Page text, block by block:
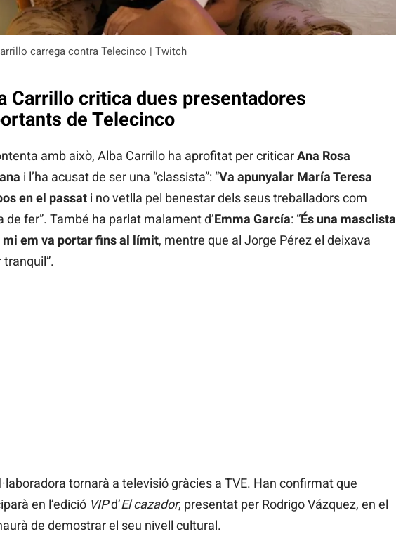
carrega contra Telecinco | Twitch
Carrillo critica dues presentadores
de Telecinco
amb això, Alba Carrillo ha aprofitat per criticarAna Rosa
i l’ha acusat de ser una “classista”: “Va apunyalar María Teresa
en el passati no vetlla pel benestar dels seus treballadors com
de fer”. També ha parlat malament d’Emma García: “És una masclista
mi em va portar fins al límit, mentre que al Jorge Pérez el deixava
tranquil”.
tornarà a televisió gràcies a TVE. Han confirmat que
en l’edició VIPd’El cazador, presentat per Rodrigo Vázquez, en el
de demostrar el seu nivell cultural.